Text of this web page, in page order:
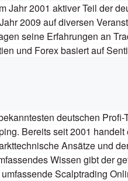
Jahr 2001 aktiver Teil der
2009 auf diversen
seine Erfahrungen an
und Forex basiert auf
deutschen
Bereits seit 2001
Ansätze und
Wissen gibt der
Scalptrading